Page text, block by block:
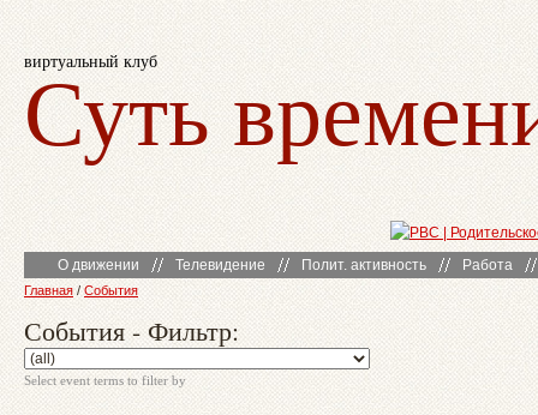
виртуальный клуб
Суть
О движении Телевидение Полит. активность Работа
Главная / События
События - Фильтр:
Select event terms to filter by